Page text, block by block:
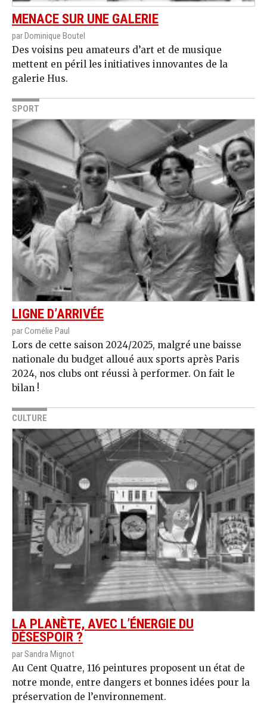
MENACE SUR UNE GALERIE
par Dominique Boutel
Des voisins peu amateurs d’art et de musique
mettent en péril les initiatives innovantes de la
galerie Hus.
SPORT
LIGNE D’ARRIVÉE
par Cornélie Paul
Lors de cette saison 2024/2025, malgré une baisse
nationale du budget alloué aux sports après Paris
2024, nos clubs ont réussi à performer. On fait le
bilan !
CULTURE
LA PLANÈTE, AVEC L’ÉNERGIE DU
DÉSESPOIR ?
par Sandra Mignot
Au Cent Quatre, 116 peintures proposent un état de
notre monde, entre dangers et bonnes idées pour la
préservation de l’environnement.